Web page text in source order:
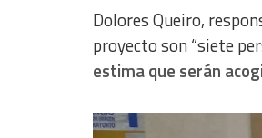
Dolores Queiro,
proyecto son “siete
estima que serán